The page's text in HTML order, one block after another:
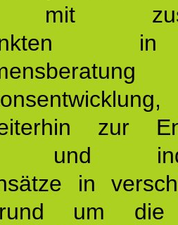
mit
zur
und
in
um die